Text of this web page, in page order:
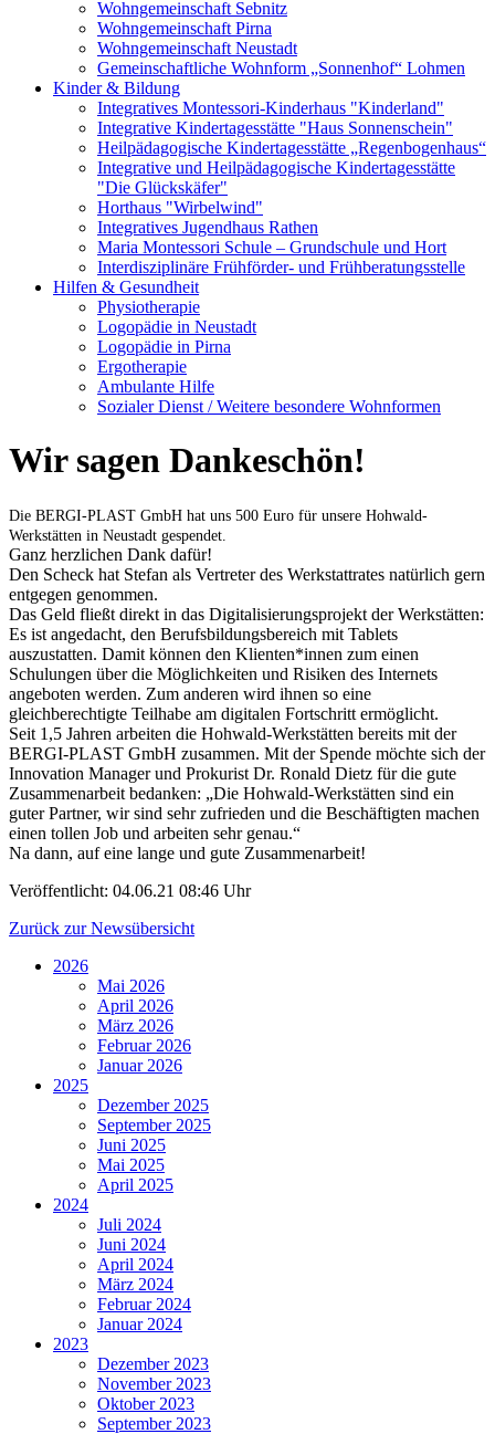
Wohngemeinschaft Sebnitz
Wohngemeinschaft Pirna
Wohngemeinschaft Neustadt
Gemeinschaftliche Wohnform „Sonnenhof“ Lohmen
Kinder & Bildung
Integratives Montessori-Kinderhaus "Kinderland"
Integrative Kindertagesstätte "Haus Sonnenschein"
Heilpädagogische Kindertagesstätte „Regenbogenhaus“
Integrative und Heilpädagogische Kindertagesstätte
"Die Glückskäfer"
Horthaus "Wirbelwind"
Integratives Jugendhaus Rathen
Maria Montessori Schule – Grundschule und Hort
Interdisziplinäre Frühförder- und Frühberatungsstelle
Hilfen & Gesundheit
Physiotherapie
Logopädie in Neustadt
Logopädie in Pirna
Ergotherapie
Ambulante Hilfe
Sozialer Dienst / Weitere besondere Wohnformen
Wir sagen Dankeschön!
Die BERGI-PLAST GmbH hat uns 500 Euro für unsere Hohwald-
Werkstätten in Neustadt gespendet.
Ganz herzlichen Dank dafür!
Den Scheck hat Stefan als Vertreter des Werkstattrates natürlich gern
entgegen genommen.
Das Geld fließt direkt in das Digitalisierungsprojekt der Werkstätten:
Es ist angedacht, den Berufsbildungsbereich mit Tablets
auszustatten. Damit können den Klienten*innen zum einen
Schulungen über die Möglichkeiten und Risiken des Internets
angeboten werden. Zum anderen wird ihnen so eine
gleichberechtigte Teilhabe am digitalen Fortschritt ermöglicht.
Seit 1,5 Jahren arbeiten die Hohwald-Werkstätten bereits mit der
BERGI-PLAST GmbH zusammen. Mit der Spende möchte sich der
Innovation Manager und Prokurist Dr. Ronald Dietz für die gute
Zusammenarbeit bedanken: „Die Hohwald-Werkstätten sind ein
guter Partner, wir sind sehr zufrieden und die Beschäftigten machen
einen tollen Job und arbeiten sehr genau.“
Na dann, auf eine lange und gute Zusammenarbeit!
Veröffentlicht: 04.06.21 08:46 Uhr
Zurück zur Newsübersicht
2026
Mai 2026
April 2026
März 2026
Februar 2026
Januar 2026
2025
Dezember 2025
September 2025
Juni 2025
Mai 2025
April 2025
2024
Juli 2024
Juni 2024
April 2024
März 2024
Februar 2024
Januar 2024
2023
Dezember 2023
November 2023
Oktober 2023
September 2023